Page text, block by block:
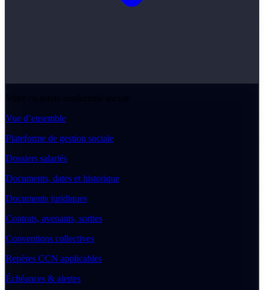
Votre co-pilote conformité sociale
Vue d’ensemble
Plateforme de gestion sociale
Dossiers salariés
Documents, dates et historique
Documents juridiques
Contrats, avenants, sorties
Conventions collectives
Repères CCN applicables
Échéances & alertes